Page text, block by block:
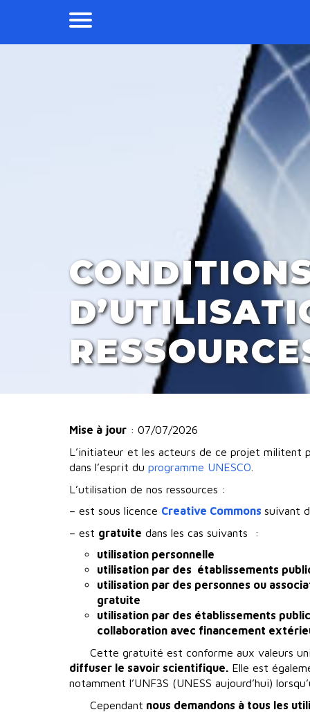
Mise à jour : 07/07/2026
L’initiateur et les acteurs de ce projet militent
dans l’esprit du programme UNESCO
L’utilisation de nos ressources :
– est sous licence Creative Commons suivant
– est gratuite dans les cas suivants :
utilisation personnelle
utilisation par des établissements
utilisation par des personnes ou
gratuite
utilisation par des établissements
collaboration avec financement
Cette gratuité est conforme aux valeurs
diffuser le savoir scientifique. Elle est
notamment l’UNF3S (UNESS aujourd’hui)
Cependant nous demandons à tous les